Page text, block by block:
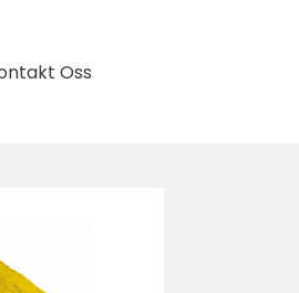
Oss